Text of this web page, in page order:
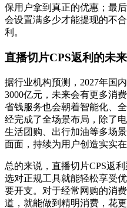
保用户拿到真正的优惠；最
会设置满多少才能提现的不
利。
直播切片CPS返利的未
据行业机构预测，2027年国
3000亿元，未来会有更多消
省钱服务也会朝着智能化、
经完成了全场景布局，除了
生活团购、出行加油等多场
面面，持续为用户创造实实在
总的来说，直播切片CPS返
选对正规工具就能轻松享受
要开支。对于经常网购的消
道，就能做到精明消费，花